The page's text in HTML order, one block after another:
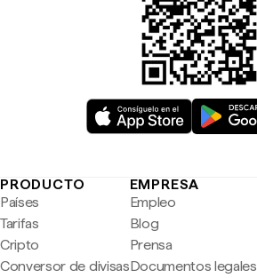
PRODUCTO
Países
Tarifas
Cripto
Conversor de divisas
EMPRESA
Empleo
Blog
Prensa
Documentos legales